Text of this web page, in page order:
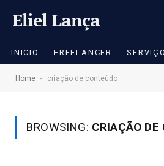
Eliel Lança
INICIO FREELANCER
Home - criação de conteúdo
BROWSING: CRIAÇÃO DE